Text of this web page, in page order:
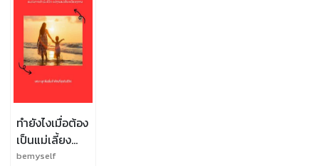
ทำยังไงเมื่อต้อง
เป็นแม่เลี้ยง
เดี่ยว
bemyself